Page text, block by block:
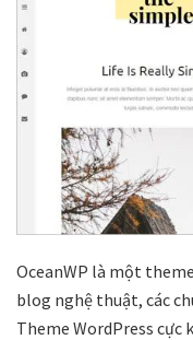
OceanWP là một
blog nghệ thuật, các
Theme WordPress cực